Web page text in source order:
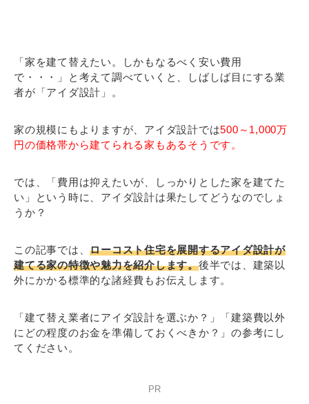
「家を建て替えたい。しかもなるべく安い費用
で・・・」と考えて調べていくと、しばしば目にする業
者が「アイダ設計」。
家の規模にもよりますが、アイダ設計では500～1,000万
円の価格帯から建てられる家もあるそうです。
では、「費用は抑えたいが、しっかりとした家を建てた
い」という時に、アイダ設計は果たしてどうなのでしょ
うか？
この記事では、ローコスト住宅を展開するアイダ設計が
建てる家の特徴や魅力を紹介します。後半では、建築以
外にかかる標準的な諸経費もお伝えします。
「建て替え業者にアイダ設計を選ぶか？」「建築費以外
にどの程度のお金を準備しておくべきか？」の参考にし
てください。
PR